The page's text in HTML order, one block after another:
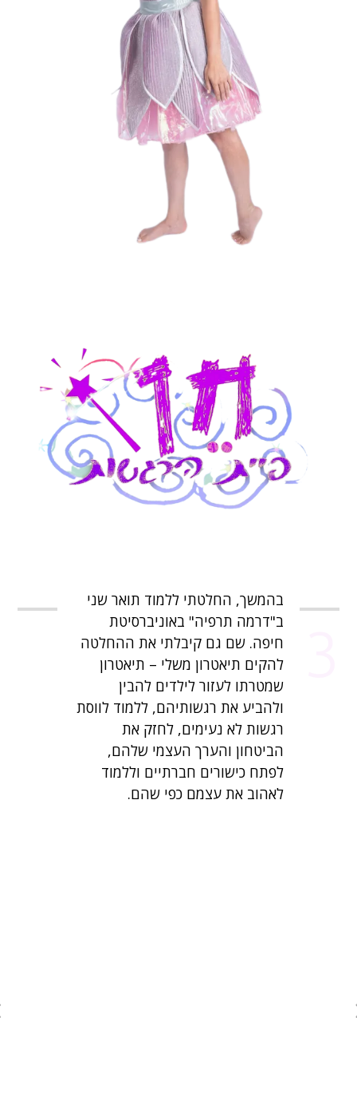
בהמשך, החלטתי ללמוד תואר שני
ב"דרמה תרפיה" באוניברסיטת
חיפה. שם גם קיבלתי את ההחלטה
להקים תיאטרון משלי – תיאטרון
שמטרתו לעזור לילדים להבין
ולהביע את רגשותיהם, ללמוד לווסת
רגשות לא נעימים, לחזק את
הביטחון והערך העצמי שלהם,
לפתח כישורים חברתיים וללמוד
לאהוב את עצמם כפי שהם.